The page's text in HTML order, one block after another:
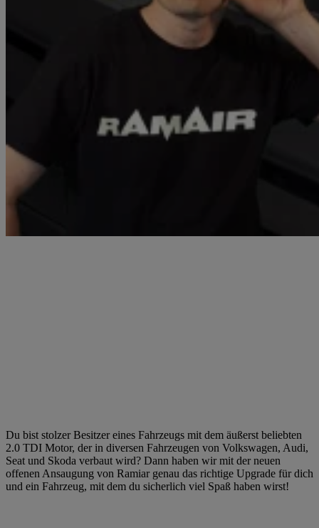
Du bist stolzer Besitzer eines Fahrzeugs mit dem äußerst beliebten
2.0 TDI Motor, der in diversen Fahrzeugen von Volkswagen, Audi,
Seat und Skoda verbaut wird? Dann haben wir mit der neuen
offenen Ansaugung von Ramiar genau das richtige Upgrade für dich
und ein Fahrzeug, mit dem du sicherlich viel Spaß haben wirst!